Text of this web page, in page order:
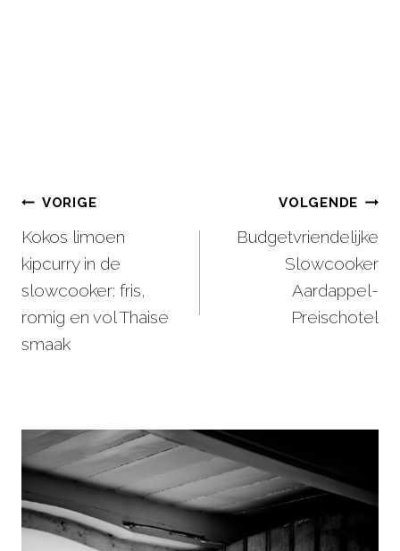
Bericht
navigatie
VORIGE
Kokos limoen
kipcurry in de
slowcooker: fris,
romig en vol Thaise
smaak
VOLGENDE
Budgetvriendelijke
Slowcooker
Aardappel-
Preischotel